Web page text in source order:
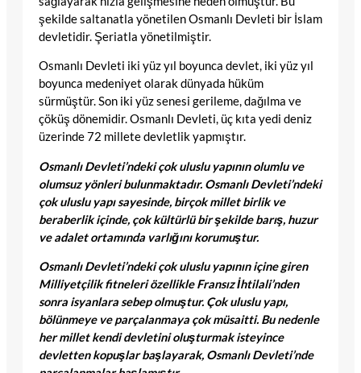
şekilde saltanatla yönetilen Osmanlı Devleti bir İslam
devletidir. Şeriatla yönetilmiştir.
Osmanlı Devleti iki yüz yıl boyunca devlet, iki yüz yıl
boyunca medeniyet olarak dünyada hüküm
sürmüştür. Son iki yüz senesi gerileme, dağılma ve
çöküş dönemidir. Osmanlı Devleti, üç kıta yedi deniz
üzerinde 72 millete devletlik yapmıştır.
Osmanlı Devleti’ndeki çok uluslu yapının olumlu ve
olumsuz yönleri bulunmaktadır. Osmanlı Devleti’ndeki
çok uluslu yapı sayesinde, birçok millet birlik ve
beraberlik içinde, çok kültürlü bir şekilde barış, huzur
ve adalet ortamında varlığını korumuştur.
Osmanlı Devleti’ndeki çok uluslu yapının içine giren
Milliyetçilik fitneleri özellikle Fransız İhtilali’nden
sonra isyanlara sebep olmuştur. Çok uluslu yapı,
bölünmeye ve parçalanmaya çok müsaitti. Bu nedenle
her millet kendi devletini oluşturmak isteyince
devletten kopuşlar başlayarak, Osmanlı Devleti’nde